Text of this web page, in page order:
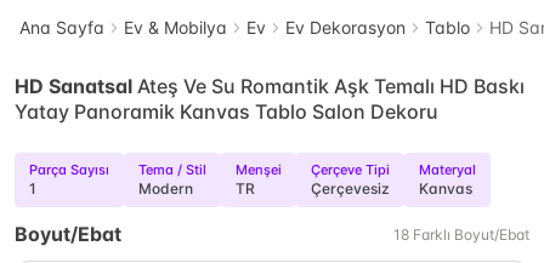
Ana Sayfa Ev & Mobilya Ev Ev Dekorasyon Tablo HD
HD Sanatsal Ateş Ve Su Romantik Aşk Temalı HD Baskı
Yatay Panoramik Kanvas Tablo Salon Dekoru
Parça Sayısı
1
Tema / Stil
Modern
Menşei
TR
Çerçeve Tipi
Çerçevesiz
Materyal
Kanvas
Boyut/Ebat 18 Farklı Boyut/Ebat